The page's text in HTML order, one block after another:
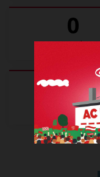
0
Goal
0
Ammonizioni